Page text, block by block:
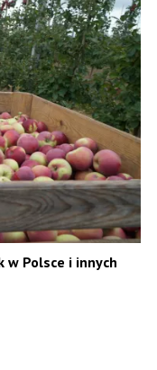
w Polsce i innych